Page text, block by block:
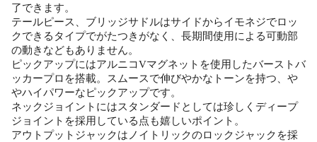
了できます。
テールピース、ブリッジサドルはサイドからイモネジでロッ
クできるタイプでがたつきがなく、長期間使用による可動部
の動きなどもありません。
ピックアップにはアルニコVマグネットを使用したバーストバ
ッカープロを搭載。スムースで伸びやかなトーンを持つ、や
やハイパワーなピックアップです。
ネックジョイントにはスタンダードとしては珍しくディープ
ジョイントを採用している点も嬉しいポイント。
アウトプットジャックはノイトリックのロックジャックを採